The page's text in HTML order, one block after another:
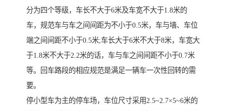
分为四个等级，车长不大于6米及车宽不大于1.8米的
车，规范车与车之间间距为不小于0.5米，车与墙、车位
端之间间距不小于0.5米;车长大于6米不大于8米，车宽大
于1.8米不大于2.2米的话，车与车之间间距不小于0.7米
等。回车路段的相应规范是满足一辆车一次性回转的需
要。
停小型车为主的停车场，车位尺寸采用2.5~2.7×5~6米的